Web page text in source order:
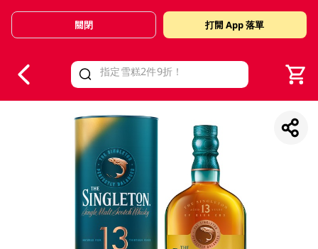
Valid Until 30 June 2026
關閉 打開 App 落單